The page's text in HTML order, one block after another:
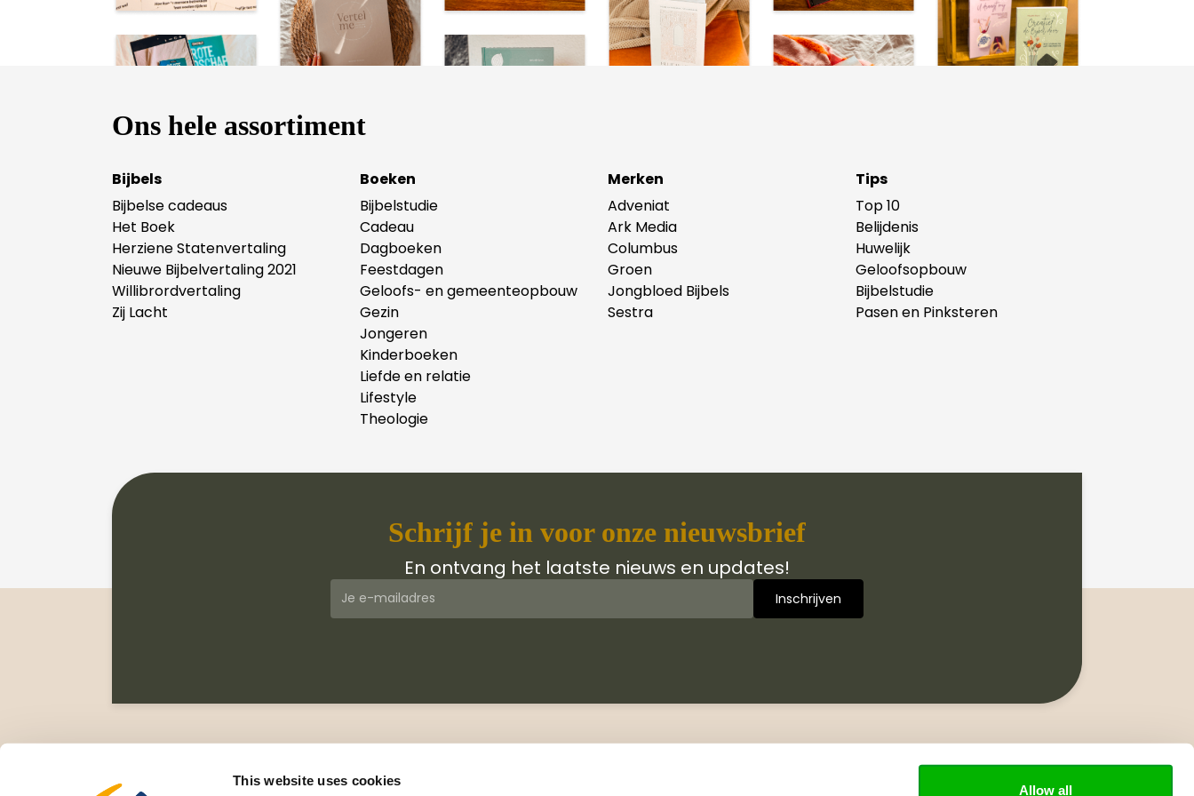
This website uses cookies
Allow all
Ons hele assortiment
Bijbels
Bijbelse cadeaus
Het Boek
Herziene Statenvertaling
Nieuwe Bijbelvertaling 2021
Willibrordvertaling
Zij Lacht
Boeken
Bijbelstudie
Cadeau
Dagboeken
Feestdagen
Geloofs- en gemeenteopbouw
Gezin
Jongeren
Kinderboeken
Liefde en relatie
Lifestyle
Theologie
Merken
Adveniat
Ark Media
Columbus
Groen
Jongbloed Bijbels
Sestra
Tips
Top 10
Belijdenis
Huwelijk
Geloofsopbouw
Bijbelstudie
Pasen en Pinksteren
Schrijf je in voor onze nieuwsbrief
En ontvang het laatste nieuws en updates!
Veelgestelde vragen
Wie zijn wij